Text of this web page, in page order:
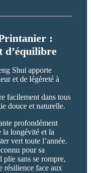
:
d’équilibre
Shui apporte
et de légèreté à
facilement dans tous
douce et naturelle.
profondément
la longévité et la
vert toute l’année.
pour sa
plie sans se rompre,
résilience face aux